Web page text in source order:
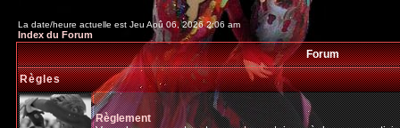
La date/heure actuelle est Jeu Aoû 06, 2026 2:06 am
Index du Forum
Forum
Règles
Règlement